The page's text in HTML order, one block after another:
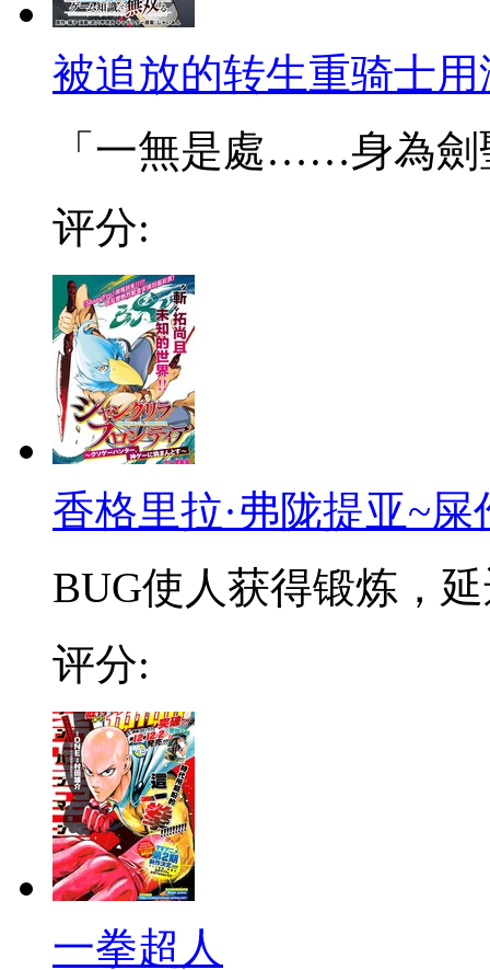
被追放的转生重骑士
「一無是處……身為劍
评分:
香格里拉·弗陇提亚~
BUG使人获得锻炼，
评分:
一拳超人